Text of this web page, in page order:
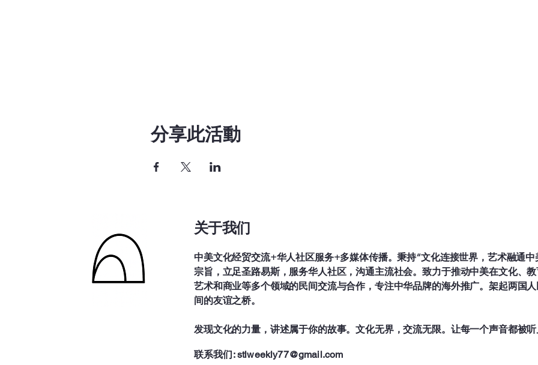
分享此活動
关于我们
中美文化经贸交流+华人社区服务+多媒体传播。秉持“文化连接世界，艺术融通中
宗旨，立足圣路易斯，服务华人社区，沟通主流社会。致力于推动中美在文化、
艺术和商业等多个领域的民间交流与合作，专注中华品牌的海外推广。架起两国
间的友谊之桥。
发现文化的力量，讲述属于你的故事。文化无界，交流无限。让每一个声音都被
联系我们:stlweekly77@gmail.com